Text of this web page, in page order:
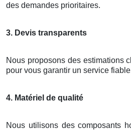
des demandes prioritaires.
3. Devis transparents
Nous proposons des estimations
pour vous garantir un service
4. Matériel de qualité
Nous utilisons des composants